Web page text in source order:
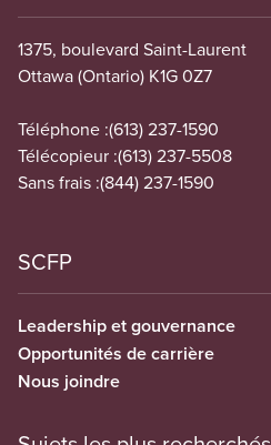
1375, boulevard Saint-Laurent
Ottawa (Ontario) K1G 0Z7
Téléphone :(613) 237-1590
Télécopieur :(613) 237-5508
Sans frais :(844) 237-1590
SCFP
Leadership et gouvernance
Opportunités de carrière
Nous joindre